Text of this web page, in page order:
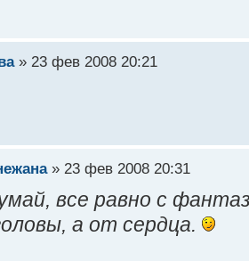
» 23 фев 2008 20:21
» 23 фев 2008 20:31
все равно с
а от сердца.